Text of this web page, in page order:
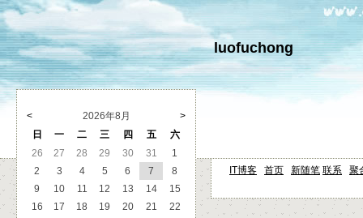
luofuchong
IT博客 首页 新随笔 联系 聚
< 2026年8月
>
日
一 二 三 四 五
六
26
27 28 29 30 31
1
2
3 4 5 6 7
8
9
10 11 12 13 14
15
16
17 18 19 20 21
22